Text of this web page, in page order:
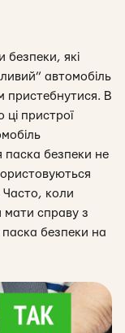
безпеки, які
автомобіль
пристебнутися. В
ці пристрої
паска безпеки не
Часто, коли
мати справу з
безпеки на